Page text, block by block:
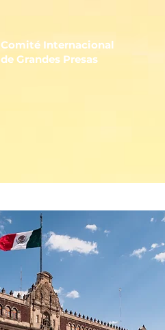
Comité Internacional
de Grandes Presas